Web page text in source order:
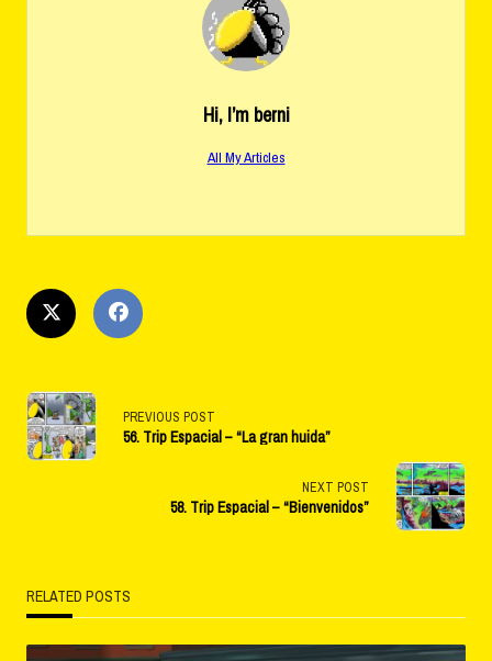
Hi, I’m berni
All My Articles
<span
class="nav-
reader-
text">Page</span>
PREVIOUS POST
56. Trip Espacial – “La gran huida”
NEXT POST
58. Trip Espacial – “Bienvenidos”
RELATED POSTS